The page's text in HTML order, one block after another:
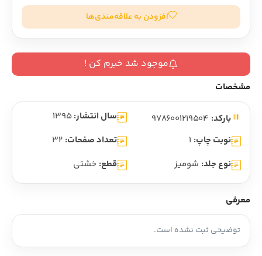
افزودن به علاقه‌مندی‌ها
موجود شد خبرم کن !
مشخصات
بارکد: سال انتشار: 1395
نوبت چاپ: 1 تعداد صفحات: 32
نوع جلد: شومیز قطع: خشتی
معرفی
توضیحی ثبت نشده است.